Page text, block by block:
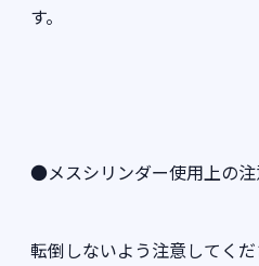
す。
●メスシリンダー使用上の注
転倒しないよう注意してく